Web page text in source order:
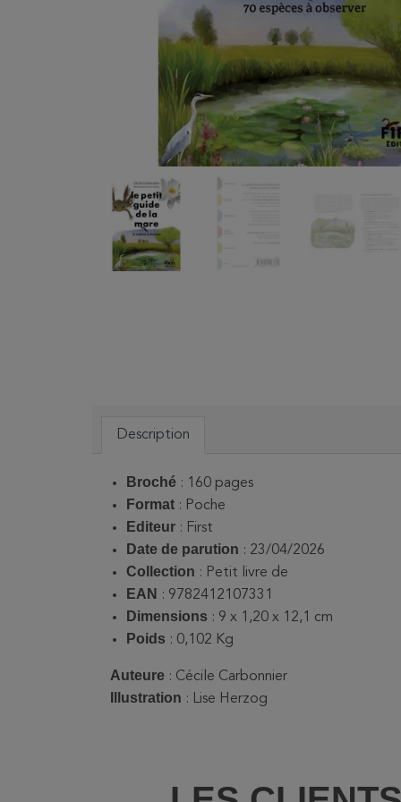
Description
Broché : 160 pages
Format : Poche
Editeur : First
Date de parution : 23/04/2026
Collection : Petit livre de
EAN : 9782412107331
Dimensions : 9 x 1,20 x 12,1 cm
Poids : 0,102 Kg
Auteure : Cécile Carbonnier
Illustration : Lise Herzog